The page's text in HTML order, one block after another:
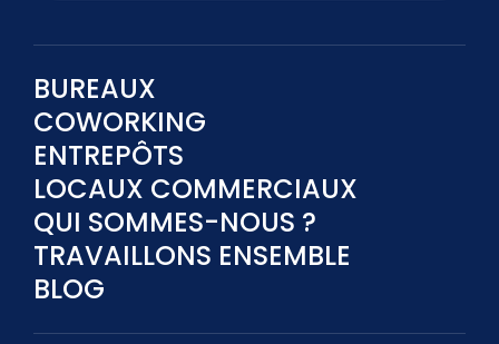
BUREAUX
COWORKING
ENTREPÔTS
LOCAUX COMMERCIAUX
QUI SOMMES-NOUS ?
TRAVAILLONS ENSEMBLE
BLOG